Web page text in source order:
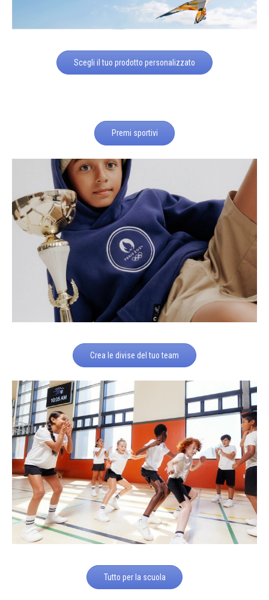
Scegli il tuo prodotto personalizzato
Premi sportivi
Crea le divise del tuo team
Tutto per la scuola